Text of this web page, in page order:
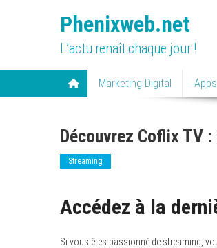
Phenixweb.net
L’actu renaît chaque jour !
Marketing Digital
Découvrez Coflix TV
Streaming
Accédez à la
Si vous êtes passionné de streaming,